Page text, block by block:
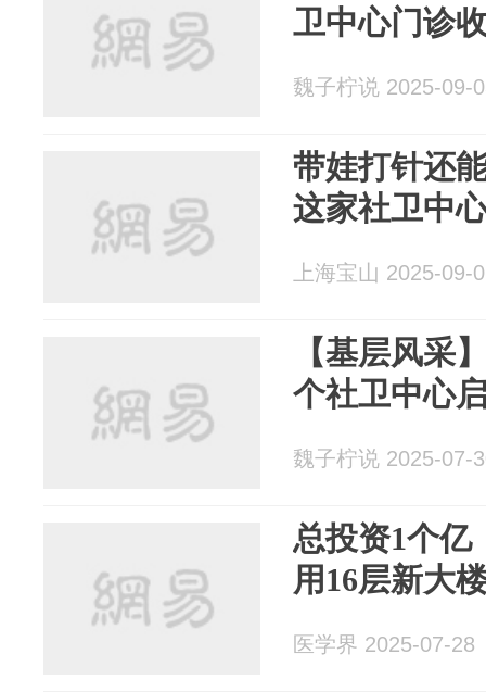
卫中心门诊
魏子柠说 2025-09-
带娃打针还
这家社卫中
上海宝山 2025-09-
【基层风采
个社卫中心
魏子柠说 2025-07-
总投资1个亿
用16层新大
医学界 2025-07-28